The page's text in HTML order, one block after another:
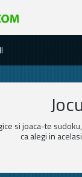
si joaca-te
ca alegi in